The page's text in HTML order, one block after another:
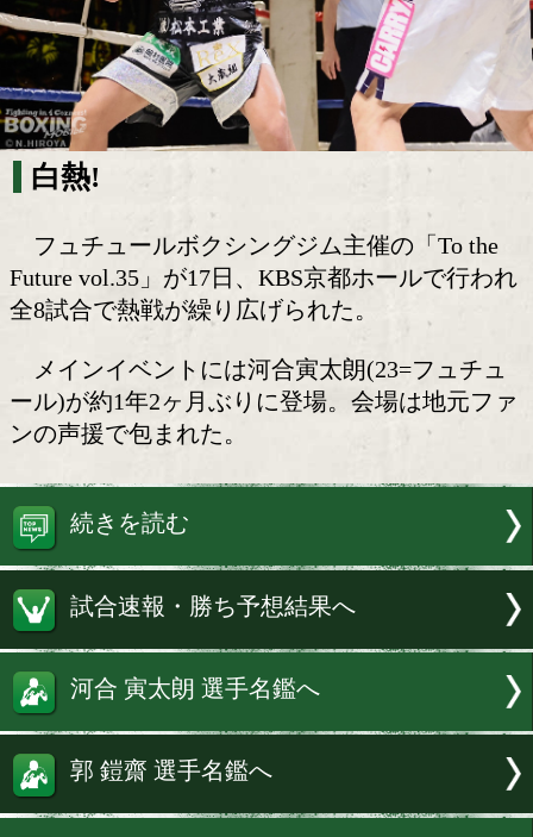
白熱!
フュチュールボクシングジム主催の「
Future vol.35」が17日、KBS京都ホール
全8試合で熱戦が繰り広げられた。
メインイベントには河合寅太朗(23=フ
ール)が約1年2ヶ月ぶりに登場。会場は
ンの声援で包まれた。
続きを読む